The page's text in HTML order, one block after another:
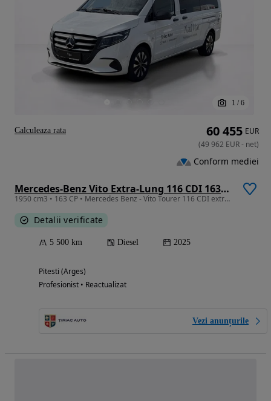
1 / 6
Mercedes-Benz Vito Extra-Lung 116 CDI 163CP RWD 9AT Select
1950 cm3 • 163 CP • Mercedes Benz - Vito Tourer 116 CDI extra-lung SELECT
Detalii verificate
5 500 km Diesel 2025
Pitesti (Arges)
Profesionist • Reactualizat
Vezi anunțurile
60 455 EUR
(49 962 EUR- net)
Conform mediei
Calculeaza rata